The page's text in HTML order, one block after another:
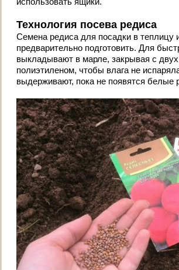
Технология посева редиса
Семена редиса для посадки в теплицу
предварительно подготовить. Для
выкладывают в марле, закрывая с
полиэтиленом, чтобы влага не
выдерживают, пока не появятся белые